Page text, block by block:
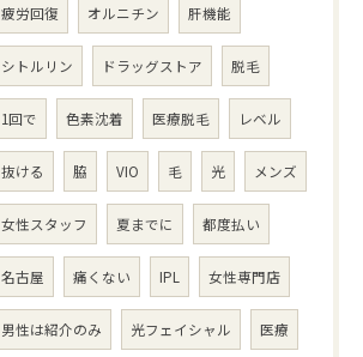
疲労回復 オルニチン 肝機能
シトルリン ドラッグストア 脱毛
1回で 色素沈着 医療脱毛 レベル
抜ける 脇 VIO 毛 光 メンズ
女性スタッフ 夏までに 都度払い
名古屋 痛くない IPL 女性専門店
男性は紹介のみ 光フェイシャル 医療